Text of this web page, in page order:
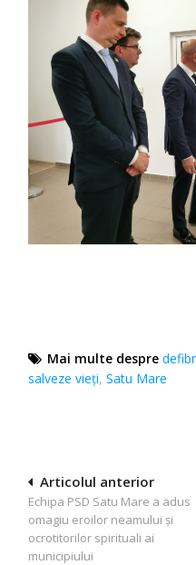
Mai multe despre
salveze vieți,Satu Mare
Navigare
în
articole
Articolul anterior
Echipa PSD Satu Mare a adus
omagiu eroilor neamului și
ocrotitorilor spirituali ai
municipiului